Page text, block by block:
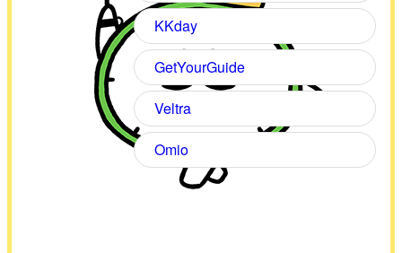
KKday
GetYourGuide
Veltra
Omio